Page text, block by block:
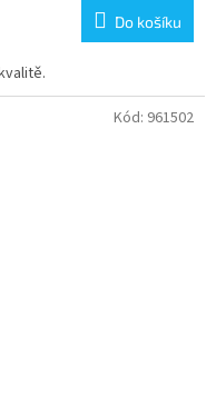
Do košíku
Kód: 961502